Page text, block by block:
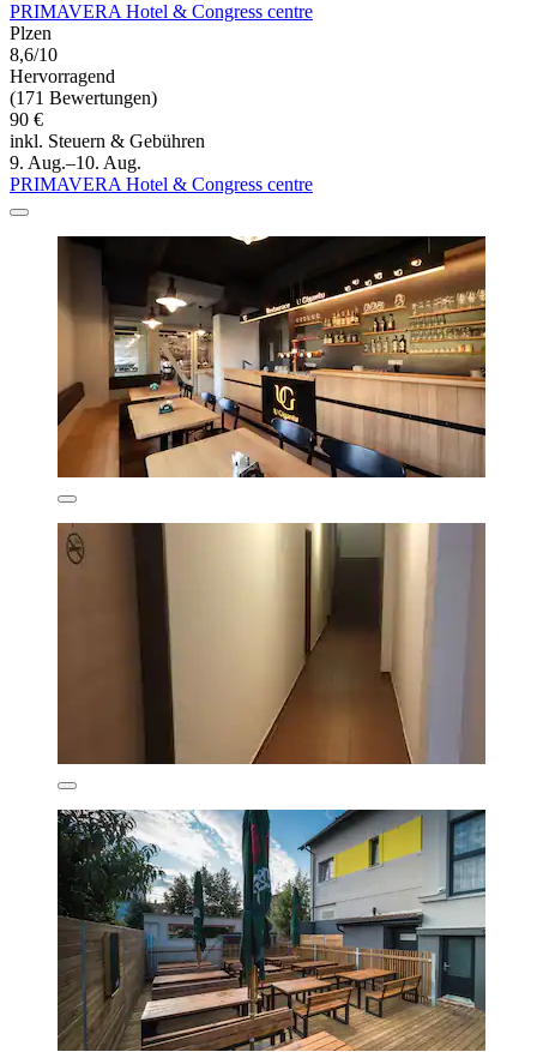
PRIMAVERA Hotel & Congress centre
Plzen
8,6/10
Hervorragend
(171 Bewertungen)
90 €
inkl. Steuern & Gebühren
9. Aug.–10. Aug.
PRIMAVERA Hotel & Congress centre